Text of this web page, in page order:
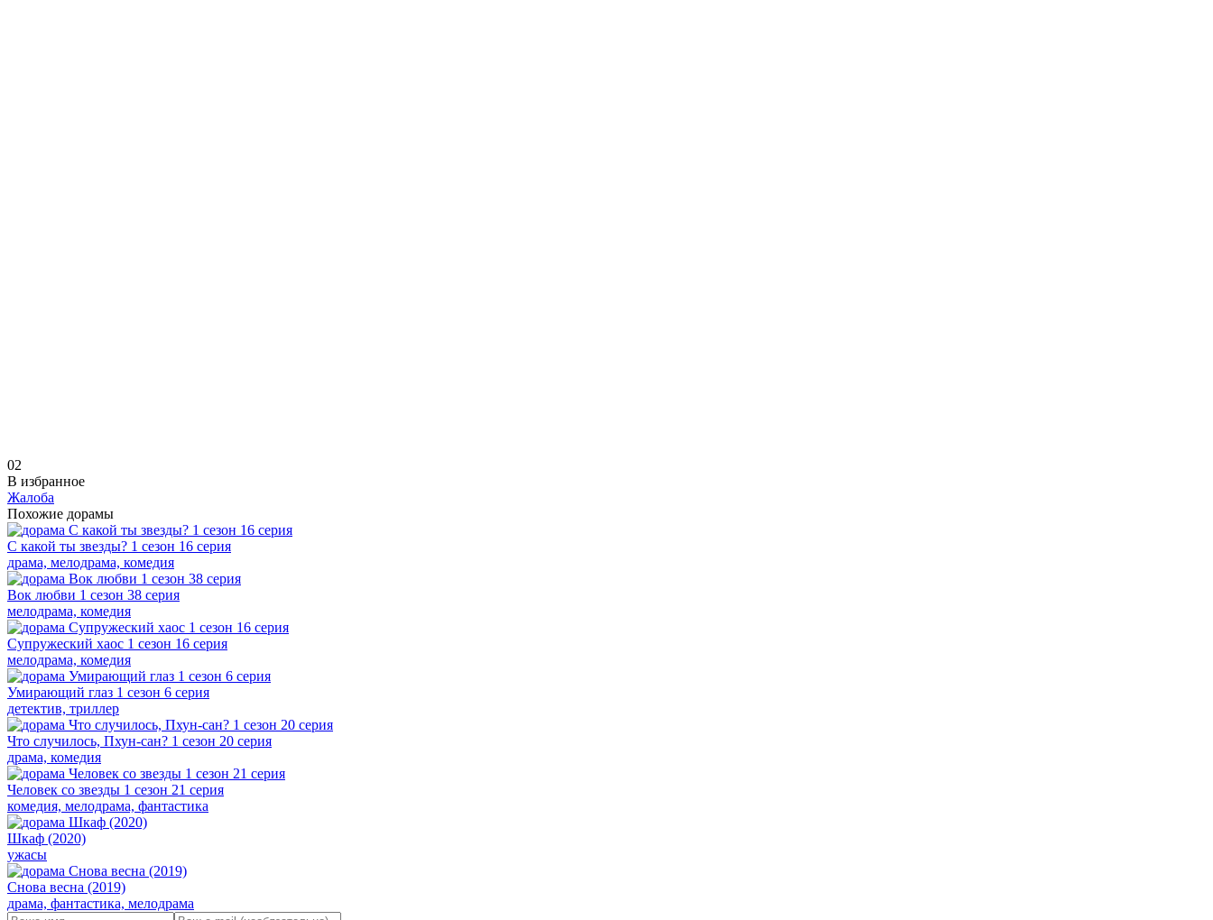
02
В избранное
Жалоба
Похожие дорамы
С какой ты звезды? 1 сезон 16 серия
драма, мелодрама, комедия
Вок любви 1 сезон 38 серия
мелодрама, комедия
Супружеский хаос 1 сезон 16 серия
мелодрама, комедия
Умирающий глаз 1 сезон 6 серия
детектив, триллер
Что случилось, Пхун-сан? 1 сезон 20 серия
драма, комедия
Человек со звезды 1 сезон 21 серия
комедия, мелодрама, фантастика
Шкаф (2020)
ужасы
Снова весна (2019)
драма, фантастика, мелодрама